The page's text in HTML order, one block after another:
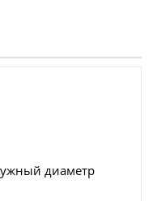
диаметр